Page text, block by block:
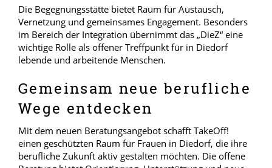
Die Begegnungsstätte bietet Raum für Austausch,
Vernetzung und gemeinsames Engagement. Besonders
im Bereich der Integration übernimmt das „DieZ“ eine
wichtige Rolle als offener Treffpunkt für in Diedorf
lebende und arbeitende Menschen.
Gemeinsam neue berufliche
Wege entdecken
Mit dem neuen Beratungsangebot schafft TakeOff!
einen geschützten Raum für Frauen in Diedorf, die ihre
berufliche Zukunft aktiv gestalten möchten. Die offene